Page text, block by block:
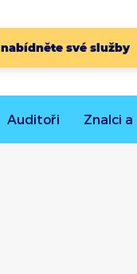
nabídněte své služby
Auditoři Znalci